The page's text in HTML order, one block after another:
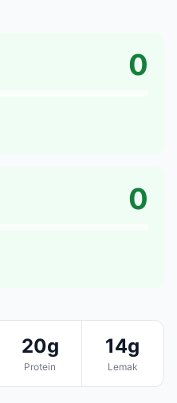
0
0
20g
Protein
14g
Lemak